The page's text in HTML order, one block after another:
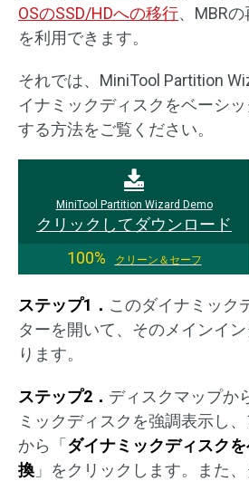
OSのSSD/HDへの移行、MBR
を利用できます。
それでは、MiniTool Partition
イナミックディスクをベーシ
する方法をご覧ください。
MiniTool Partition Wizard Demo
クリックしてダウンロード
100%
クリーン＆セーフ
ステップ1． このダイナミック
ターを開いて、そのメインイ
ります。
ステップ2． ディスクマップか
ミックディスクを強調表示し
から「 ダイナミックディスク
換 」をクリックします。また